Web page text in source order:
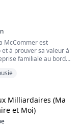
Tu n'as aucune
étouffant ma
McCommer est
à prouver sa valeur à
familiale au bord
des ténèbres dans son
et éprouve
Milliardaires (Ma
et Moi)